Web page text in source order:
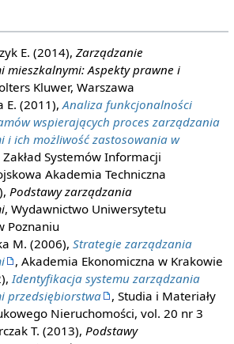
E. (2014),Zarządzanie
mieszkalnymi: Aspekty prawne i
Kluwer, Warszawa
E. (2011),Analiza funkcjonalności
wspierających proces zarządzania
i ich możliwość zastosowania w
Zakład Systemów Informacji
Akademia Techniczna
Podstawy zarządzania
, Wydawnictwo Uniwersytetu
Poznaniu
M. (2006),Strategie zarządzania
, Akademia Ekonomiczna w Krakowie
Identyfikacja systemu zarządzania
przedsiębiorstwa
, Studia i Materiały
Nieruchomości, vol. 20 nr 3
T. (2013),Podstawy